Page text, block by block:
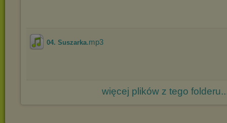
04. Suszarka.mp3
więcej plików z tego